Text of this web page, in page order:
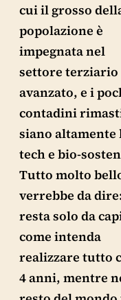
cui il grosso
popolazione è
impegnata nel
settore terziario
avanzato, e i
contadini
siano altamente
tech e bio-
Tutto molto
verrebbe da
resta solo da
come intenda
realizzare tutto
4 anni, mentre